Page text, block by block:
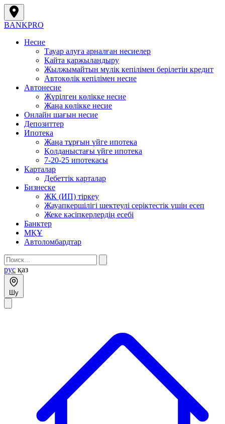
BANKPRO
Несие
Тауар алуға арналған несиелер
Қайта қаржыландыру
Жылжымайтын мүлік кепілімен берілетін кредит
Автокөлік кепілімен несие
Автонесие
Жүрілген көлікке несие
Жаңа көлікке несие
Онлайн шағын несие
Депозиттер
Ипотека
Жаңа тұрғын үйге ипотека
Қолданыстағы үйге ипотека
7-20-25 ипотекасы
Карталар
Дебеттік карталар
Бизнеске
ЖК (ИП) тіркеу
Жауапкершілігі шектеулі серіктестік үшін есеп
Жеке кәсіпкерлердің есебі
Банктер
МҚҰ
Автоломбардтар
рус қаз
Шу